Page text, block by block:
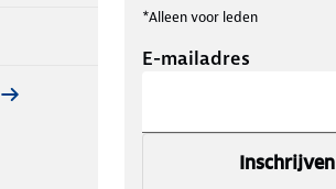
*Alleen voor leden
E-mailadres
Inschrijven